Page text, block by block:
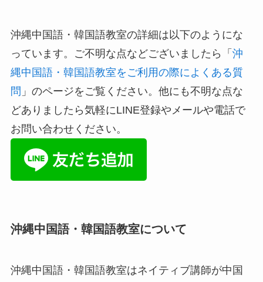
沖縄中国語・韓国語教室の詳細は以下のようにな
っています。ご不明な点などございましたら「 沖
縄中国語・韓国語教室をご利用の際によくある質
問 」のページをご覧ください。他にも不明な点な
どありましたら気軽にLINE登録やメールや電話で
お問い合わせください。
沖縄中国語・韓国語教室について
沖縄中国語・韓国語教室はネイティブ講師が中国